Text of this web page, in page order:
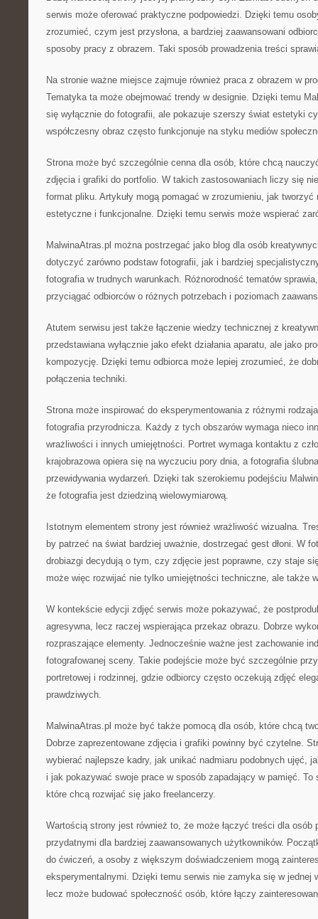
serwis może oferować praktyczne podpowiedzi. Dzięki temu
zrozumieć, czym jest przysłona, a bardziej zaawansowani
sposoby pracy z obrazem. Taki sposób prowadzenia treści
Na stronie ważne miejsce zajmuje również praca z obrazem w
Tematyka ta może obejmować trendy w designie. Dzięki temu
się wyłącznie do fotografii, ale pokazuje szerszy świat estetyki
współczesny obraz często funkcjonuje na styku mediów
Strona może być szczególnie cenna dla osób, które chcą
zdjęcia i grafiki do portfolio. W takich zastosowaniach liczy się
format pliku. Artykuły mogą pomagać w zrozumieniu, jak tworzyć
estetyczne i funkcjonalne. Dzięki temu serwis może wspierać
MalwinaAtras.pl można postrzegać jako blog dla osób
dotyczyć zarówno podstaw fotografii, jak i bardziej
fotografia w trudnych warunkach. Różnorodność tematów
przyciągać odbiorców o różnych potrzebach i poziomach
Atutem serwisu jest także łączenie wiedzy technicznej z
przedstawiana wyłącznie jako efekt działania aparatu, ale jako
kompozycję. Dzięki temu odbiorca może lepiej zrozumieć, że
połączenia techniki.
Strona może inspirować do eksperymentowania z różnymi
fotografia przyrodnicza. Każdy z tych obszarów wymaga nieco
wrażliwości i innych umiejętności. Portret wymaga kontaktu z
krajobrazowa opiera się na wyczuciu pory dnia, a fotografia
przewidywania wydarzeń. Dzięki tak szerokiemu podejściu
że fotografia jest dziedziną wielowymiarową.
Istotnym elementem strony jest również wrażliwość wizualna.
by patrzeć na świat bardziej uważnie, dostrzegać gest dłoni. W
drobiazgi decydują o tym, czy zdjęcie jest poprawne, czy staje
może więc rozwijać nie tylko umiejętności techniczne, ale także
W kontekście edycji zdjęć serwis może pokazywać, że
agresywna, lecz raczej wspierająca przekaz obrazu. Dobrze
rozpraszające elementy. Jednocześnie ważne jest zachowanie
fotografowanej sceny. Takie podejście może być szczególnie
portretowej i rodzinnej, gdzie odbiorcy często oczekują zdjęć
prawdziwych.
MalwinaAtras.pl może być także pomocą dla osób, które chcą
Dobrze zaprezentowane zdjęcia i grafiki powinny być czytelne.
wybierać najlepsze kadry, jak unikać nadmiaru podobnych ujęć,
i jak pokazywać swoje prace w sposób zapadający w pamięć. To
które chcą rozwijać się jako freelancerzy.
Wartością strony jest również to, że może łączyć treści dla osób
przydatnymi dla bardziej zaawansowanych użytkowników.
do ćwiczeń, a osoby z większym doświadczeniem mogą
eksperymentalnymi. Dzięki temu serwis nie zamyka się w jednej
lecz może budować społeczność osób, które łączy